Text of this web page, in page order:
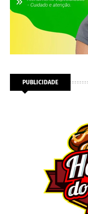
PUBLICIDADE